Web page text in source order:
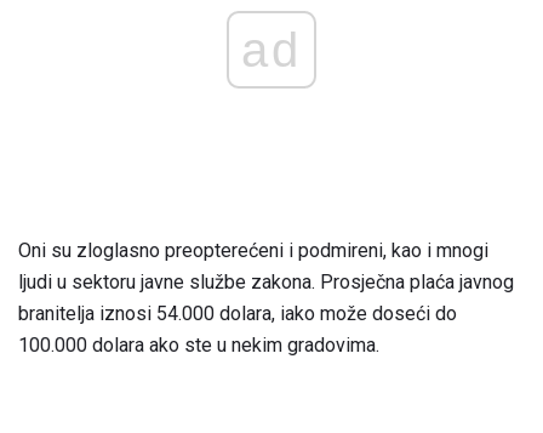
ad
Oni su zloglasno preopterećeni i podmireni, kao i mnogi
ljudi u sektoru javne službe zakona. Prosječna plaća javnog
branitelja iznosi 54.000 dolara, iako može doseći do
100.000 dolara ako ste u nekim gradovima.